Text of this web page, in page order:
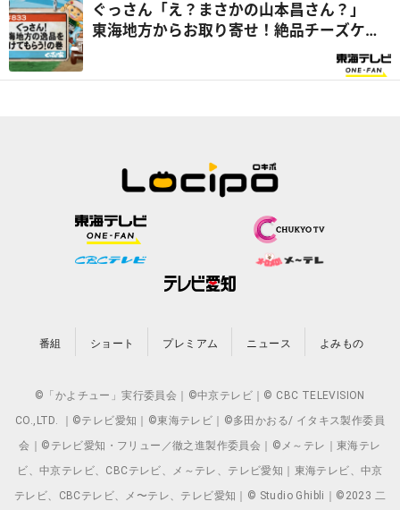
ぐっさん「え？まさかの山本昌さん？」
東海地方からお取り寄せ！絶品チーズケー
番組 ショート プレミアム ニュース よみもの
©「かよチュー」実行委員会｜©中京テレビ｜© CBC TELEVISION
CO.,LTD. ｜©テレビ愛知｜©東海テレビ｜©多田かおる/ イタキス製作委員
会｜©テレビ愛知・フリュー／徹之進製作委員会｜©メ～テレ｜東海テレ
ビ、中京テレビ、CBCテレビ、メ～テレ、テレビ愛知｜東海テレビ、中京
テレビ、CBCテレビ、メ〜テレ、テレビ愛知｜© Studio Ghibli｜©2023 二